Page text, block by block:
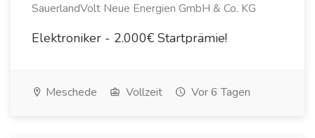
SauerlandVolt Neue Energien GmbH & Co. KG
Elektroniker - 2.000€ Startprämie!
Meschede Vollzeit Vor 6 Tagen